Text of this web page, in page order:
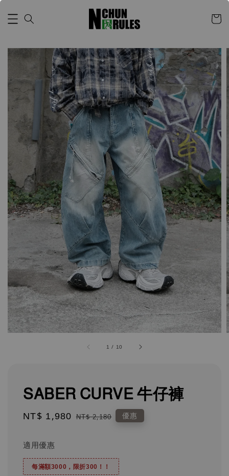
1 / 10
SABER CURVE 牛仔褲
Sale
NT$ 1,980 Regular
NT$ 2,180 優惠
適用優惠
每滿額3000，限折300！！